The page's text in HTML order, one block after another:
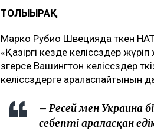
ТОЛЫҒЫРАҚ
Марко Рубио Швецияда өткен
«Қазіргі кезде келіссөздер
өзгерсе Вашингтон келіссөздер
келіссөздерге араласпайтынын
– Ресей мен Украина
себепті араласқан